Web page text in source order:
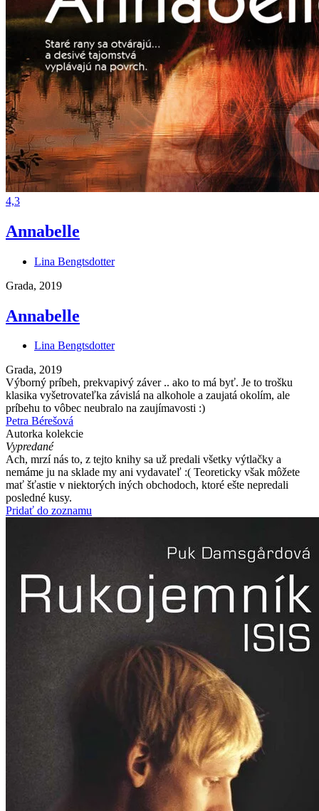
4,3
Annabelle
Lina Bengtsdotter
Grada, 2019
Annabelle
Lina Bengtsdotter
Grada, 2019
Výborný príbeh, prekvapivý záver .. ako to má byť. Je to trošku
klasika vyšetrovateľka závislá na alkohole a zaujatá okolím, ale
príbehu to vôbec neubralo na zaujímavosti :)
Petra Bérešová
Autorka kolekcie
Vypredané
Ach, mrzí nás to, z tejto knihy sa už predali všetky výtlačky a
nemáme ju na sklade my ani vydavateľ :( Teoreticky však môžete
mať šťastie v niektorých iných obchodoch, ktoré ešte nepredali
posledné kusy.
Pridať do zoznamu